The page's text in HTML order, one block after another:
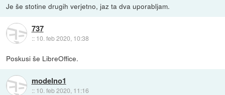
Je še stotine drugih verjetno, jaz ta dva uporabljam.
737
:: 10. feb 2020, 10:38
Poskusi še LibreOffice.
modelno1
:: 10. feb 2020, 11:16